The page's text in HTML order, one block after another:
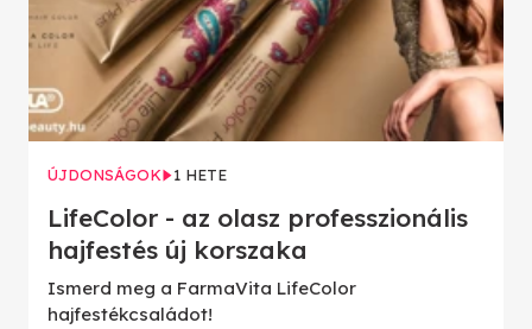
ÚJDONSÁGOK 1 HETE
LifeColor - az olasz professzionális
hajfestés új korszaka
Ismerd meg a FarmaVita LifeColor
hajfestékcsaládot!